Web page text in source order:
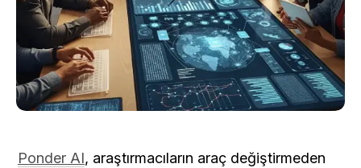
Ponder AI, araştırmacıların araç değiştirmeden